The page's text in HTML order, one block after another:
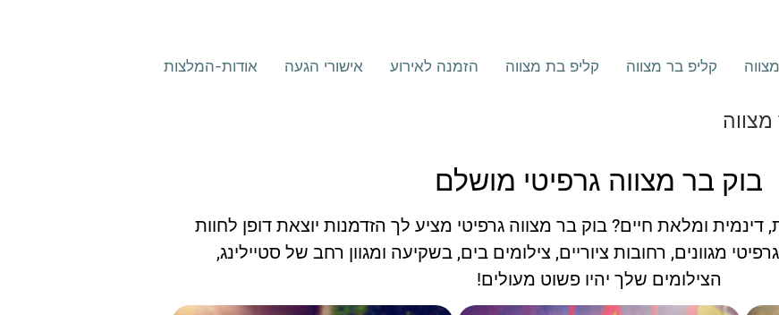
קליפ בר מצווה קליפ בת מצווה הזמנה לאירוע אישורי הגעה
אודות-המלצות
בוק בר מצווה גרפיטי מושלם
ומלאת חיים? בוק בר מצווה גרפיטי מציע לך הזדמנות יוצאת דופן לחוות
מגוונים, רחובות ציוריים, צילומים בים, בשקיעה ומגוון רחב של סטיילינג,
הצילומים שלך יהיו פשוט מעולים!